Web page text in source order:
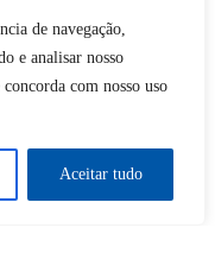
de navegação,
e analisar nosso
com nosso uso
Aceitar tudo
: 0